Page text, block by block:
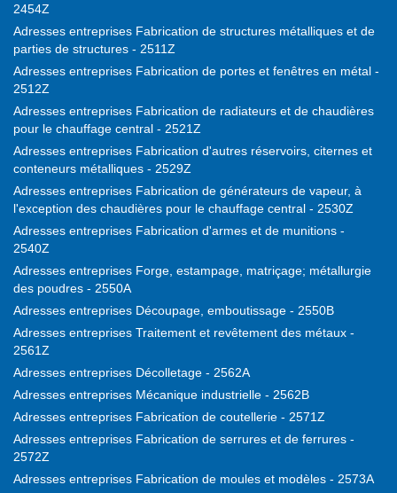
2454Z
Adresses entreprises Fabrication de structures métalliques et de
parties de structures - 2511Z
Adresses entreprises Fabrication de portes et fenêtres en métal -
2512Z
Adresses entreprises Fabrication de radiateurs et de chaudières
pour le chauffage central - 2521Z
Adresses entreprises Fabrication d'autres réservoirs, citernes et
conteneurs métalliques - 2529Z
Adresses entreprises Fabrication de générateurs de vapeur, à
l'exception des chaudières pour le chauffage central - 2530Z
Adresses entreprises Fabrication d'armes et de munitions -
2540Z
Adresses entreprises Forge, estampage, matriçage; métallurgie
des poudres - 2550A
Adresses entreprises Découpage, emboutissage - 2550B
Adresses entreprises Traitement et revêtement des métaux -
2561Z
Adresses entreprises Décolletage - 2562A
Adresses entreprises Mécanique industrielle - 2562B
Adresses entreprises Fabrication de coutellerie - 2571Z
Adresses entreprises Fabrication de serrures et de ferrures -
2572Z
Adresses entreprises Fabrication de moules et modèles - 2573A